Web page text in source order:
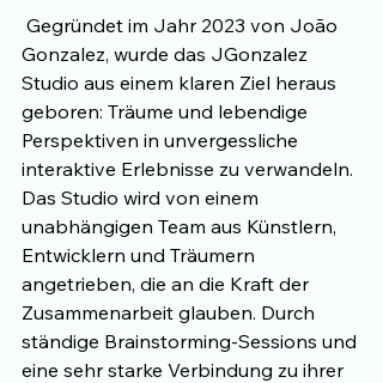
Gonzalez, wurde das JGonzalez
Studio aus einem klaren Ziel heraus
geboren: Träume und lebendige
Perspektiven in unvergessliche
interaktive Erlebnisse zu verwandeln.
Das Studio wird von einem
unabhängigen Team aus Künstlern,
Entwicklern und Träumern
angetrieben, die an die Kraft der
Zusammenarbeit glauben. Durch
ständige Brainstorming-Sessions und
eine sehr starke Verbindung zu ihrer